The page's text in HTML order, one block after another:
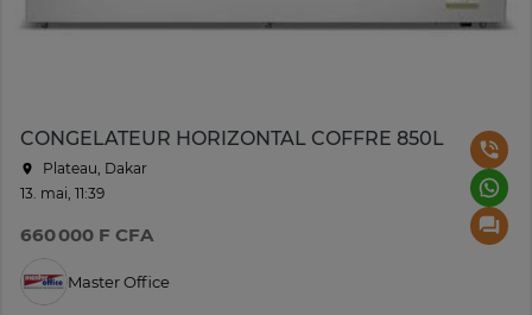
CONGELATEUR HORIZONTAL COFFRE 850L
Plateau, Dakar
13. mai, 11:39
660 000 F CFA
Master Office